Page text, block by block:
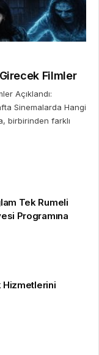
Filmler
Açıklandı:
Sinemalarda Hangi
birbirinden farklı
Tek Rumeli
Programına
Hizmetlerini